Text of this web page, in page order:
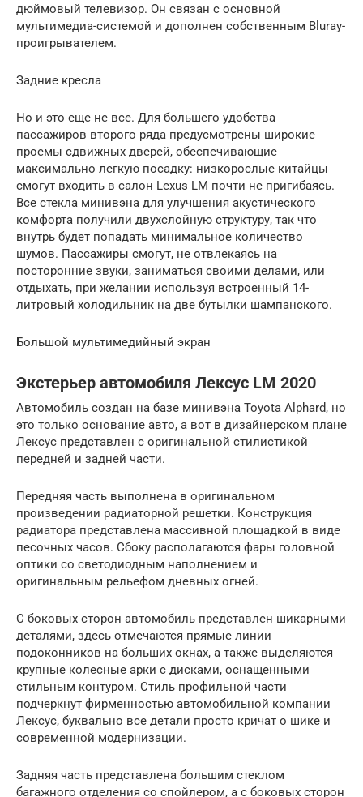
дюймовый телевизор. Он связан с основной
мультимедиа-системой и дополнен собственным Bluray-
проигрывателем.
Задние кресла
Но и это еще не все. Для большего удобства
пассажиров второго ряда предусмотрены широкие
проемы сдвижных дверей, обеспечивающие
максимально легкую посадку: низкорослые китайцы
смогут входить в салон Lexus LM почти не пригибаясь.
Все стекла минивэна для улучшения акустического
комфорта получили двухслойную структуру, так что
внутрь будет попадать минимальное количество
шумов. Пассажиры смогут, не отвлекаясь на
посторонние звуки, заниматься своими делами, или
отдыхать, при желании используя встроенный 14-
литровый холодильник на две бутылки шампанского.
Большой мультимедийный экран
Экстерьер автомобиля Лексус LM 2020
Автомобиль создан на базе минивэна Toyota Alphard, но
это только основание авто, а вот в дизайнерском плане
Лексус представлен с оригинальной стилистикой
передней и задней части.
Передняя часть выполнена в оригинальном
произведении радиаторной решетки. Конструкция
радиатора представлена массивной площадкой в виде
песочных часов. Сбоку располагаются фары головной
оптики со светодиодным наполнением и
оригинальным рельефом дневных огней.
С боковых сторон автомобиль представлен шикарными
деталями, здесь отмечаются прямые линии
подоконников на больших окнах, а также выделяются
крупные колесные арки с дисками, оснащенными
стильным контуром. Стиль профильной части
подчеркнут фирменностью автомобильной компании
Лексус, буквально все детали просто кричат о шике и
современной модернизации.
Задняя часть представлена большим стеклом
багажного отделения со спойлером, а с боковых сторон